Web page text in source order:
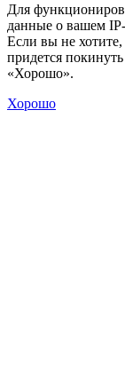
Для
данные о вашем IP-
Если вы не
придется
«Хорошо».
Хорошо